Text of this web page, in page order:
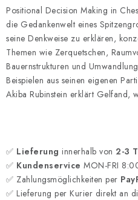
Kontakt FAQ Über uns
Geschäftsbedingungen
Positional Decision Making in
die Gedankenwelt eines
seine Denkweise zu erklären,
Themen wie Zerquetschen,
Bauernstrukturen und
Beispielen aus seinen eigenen
Akiba Rubinstein erklärt Gelfand,
✅ Lieferung innerhalb von 2-3
✅ Kundenservice MON-FRI
✅ Zahlungsmöglichkeiten per
✅ Lieferung per Kurier direkt an